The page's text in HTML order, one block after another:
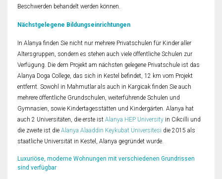
Beschwerden behandelt werden können.
Nächstgelegene Bildungseinrichtungen
In Alanya finden Sie nicht nur mehrere Privatschulen für Kinder aller
Altersgruppen, sondern es stehen auch viele öffentliche Schulen zur
Verfügung. Die dem Projekt am nächsten gelegene Privatschule ist das
Alanya Doga College, das sich in Kestel befindet, 12 km vom Projekt
entfernt. Sowohl in Mahmutlar als auch in Kargicak finden Sie auch
mehrere öffentliche Grundschulen, weiterführende Schulen und
Gymnasien, sowie Kindertagesstätten und Kindergärten. Alanya hat
auch 2 Universitäten, die erste ist Alanya HEP University in Cikcilli und
die zweite ist die Alanya Alaaddin Keykubat Üniversitesi die 2015 als
staatliche Universität in Kestel, Alanya gegründet wurde.
Luxuriöse, moderne Wohnungen mit verschiedenen Grundrissen
sind verfügbar